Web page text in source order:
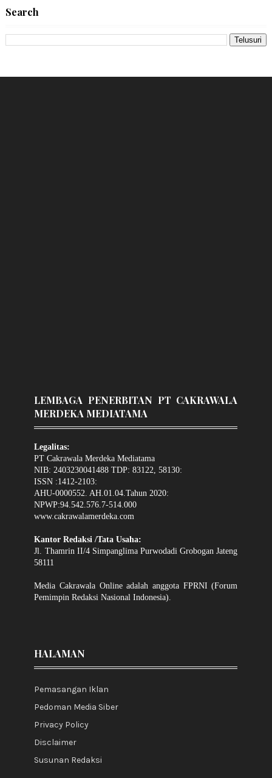
Search
LEMBAGA PENERBITAN PT CAKRAWALA
MERDEKA MEDIATAMA
Legalitas:
PT Cakrawala Merdeka Mediatama
NIB: 2403230041488 TDP: 83122, 58130:
ISSN :1412-2103:
AHU-0000552. AH.01.04.Tahun 2020:
NPWP:94.542.576.7-514.000
www.cakrawalamerdeka.com
Kantor Redaksi /Tata Usaha:
Jl. Thamrin II/4 Simpanglima Purwodadi Grobogan Jateng
58111
Media Cakrawala Online adalah anggota FPRNI (Forum
Pemimpin Redaksi Nasional Indonesia).
HALAMAN
Pemasangan Iklan
Pedoman Media Siber
Privacy Policy
Disclaimer
Susunan Redaksi